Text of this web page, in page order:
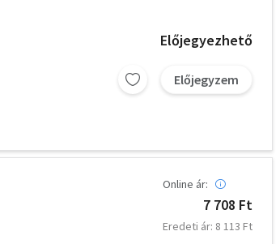
Előjegyezhető
Előjegyzem
Online ár:
7 708 Ft
Eredeti ár: 8 113 Ft